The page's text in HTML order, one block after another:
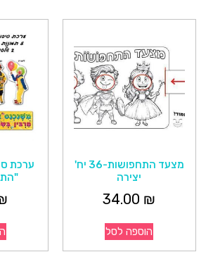
מצעד התחפושות-36 יח'
יצירה
34.00 ₪
הוספה לסל
ערכת